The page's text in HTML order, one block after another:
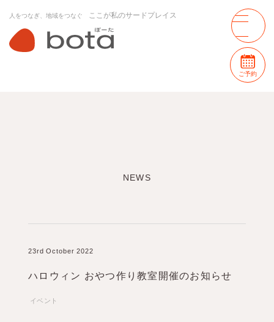
人をつなぎ、地域をつなぐ ここが私のサードプレイス
ご予約
NEWS
23rd October 2022
ハロウィン おやつ作り教室開催のお知らせ
イベント